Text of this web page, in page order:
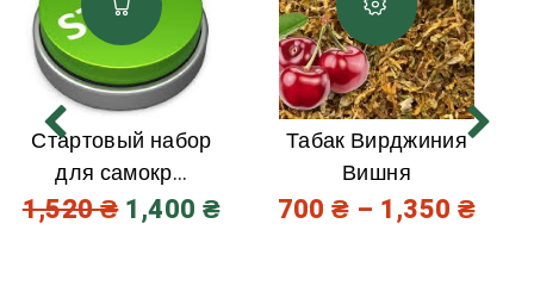
Стартовый набор
для самокр...
1,520₴ 1,400 ₴
Табак Вирджиния
Вишня
700₴ – 1,350 ₴